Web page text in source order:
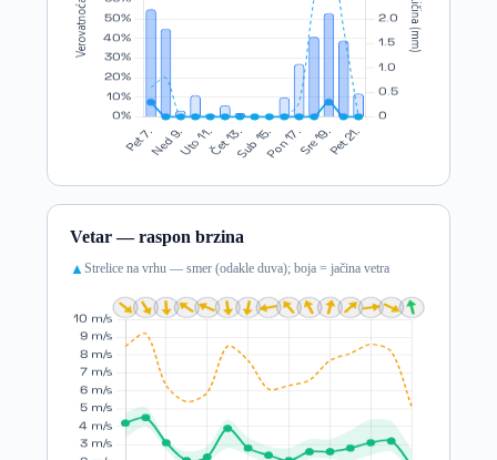
Vetar — raspon brzina
▲ Strelice na vrhu — smer (odakle duva); boja = jačina vetra